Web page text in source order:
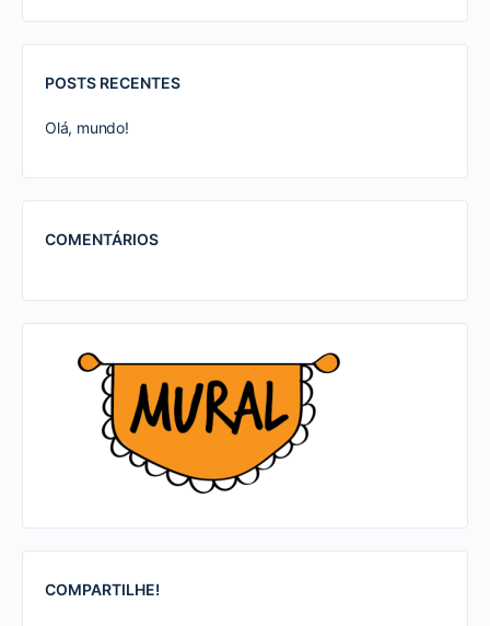
POSTS RECENTES
Olá, mundo!
COMENTÁRIOS
COMPARTILHE!